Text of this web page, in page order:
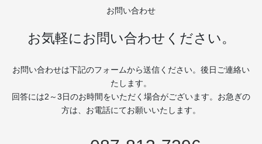
お問い合わせ
お気軽にお問い合わせください。
お問い合わせは下記のフォームから送信ください。後日ご連絡い
たします。
回答には2～3日のお時間をいただく場合がございます。お急ぎの
方は、お電話にてお願いいたします。